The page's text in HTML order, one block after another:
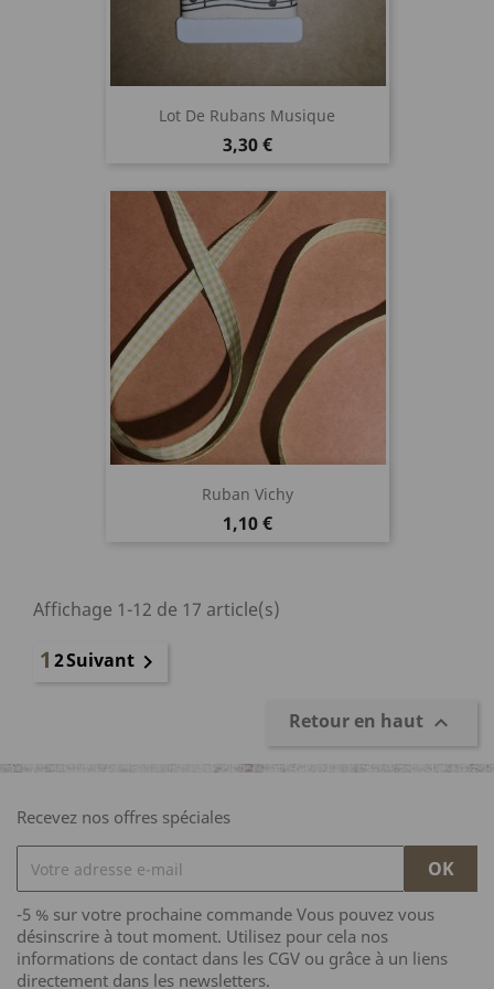
Lot De Rubans Musique
Prix
3,30 €
Ruban Vichy
Prix
1,10 €
Affichage 1-12 de 17 article(s)
1 2Suivant 
Retour en haut 
Recevez nos offres spéciales
-5 % sur votre prochaine commande Vous pouvez vous
désinscrire à tout moment. Utilisez pour cela nos
informations de contact dans les CGV ou grâce à un liens
directement dans les newsletters.